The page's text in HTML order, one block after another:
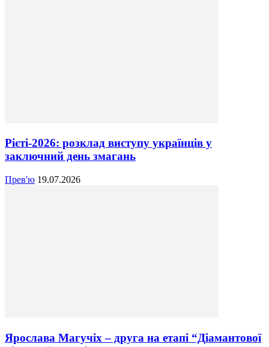
Рієті-2026: розклад виступу українців у
заключний день змагань
Прев'ю 19.07.2026
Ярослава Магучіх – друга на етапі “Діамантової